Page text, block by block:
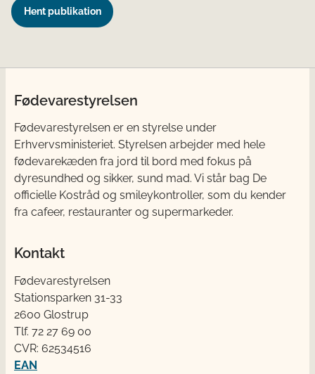
Hent publikation
Fødevarestyrelsen
Fødevarestyrelsen er en styrelse under
Erhvervsministeriet. Styrelsen arbejder med hele
fødevarekæden fra jord til bord med fokus på
dyresundhed og sikker, sund mad. Vi står bag De
officielle Kostråd og smileykontroller, som du kender
fra cafeer, restauranter og supermarkeder.
Kontakt
Fødevarestyrelsen
Stationsparken 31-33
2600 Glostrup
Tlf. 72 2​​​7 69 00
CVR: 62534516
EAN